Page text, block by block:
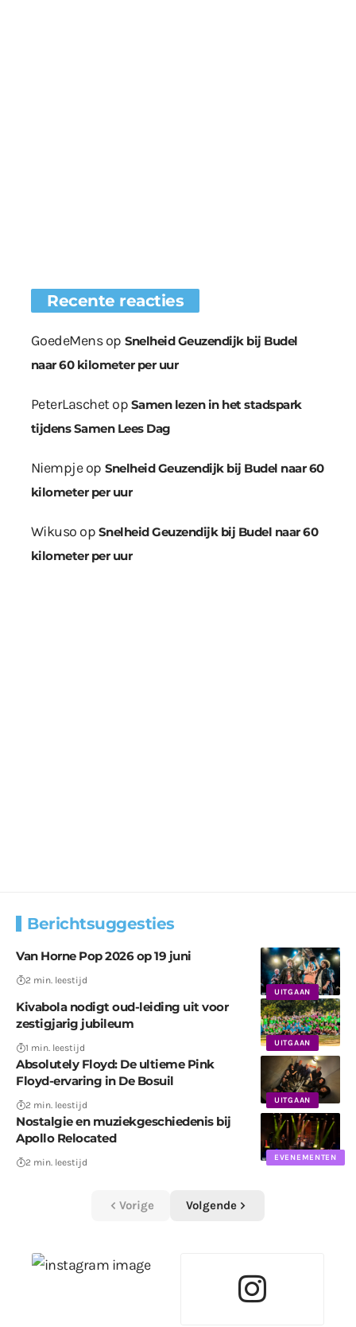
Recente reacties
GoedeMensop Snelheid Geuzendijk bij Budel
naar 60 kilometer per uur
PeterLaschetop Samen lezen in het stadspark
tijdens Samen Lees Dag
Niempjeop Snelheid Geuzendijk bij Budel naar 60
kilometer per uur
Wikuso op Snelheid Geuzendijk bij Budel naar 60
kilometer per uur
Berichtsuggesties
UITGAAN
Van Horne Pop 2026 op 19 juni
2 min. leestijd
UITGAAN
Kivabola nodigt oud-leiding uit voor
zestigjarig jubileum
1 min. leestijd
UITGAAN
Absolutely Floyd: De ultieme Pink
Floyd-ervaring in De Bosuil
2 min. leestijd
EVENEMENTEN
Nostalgie en muziekgeschiedenis bij
Apollo Relocated
2 min. leestijd
Vorige Volgende